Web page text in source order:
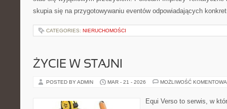
skupia się na przygotowywaniu eventów odpowiadających
CATEGORIES: NIERUCHOMOŚCI
ŻYCIE W STAJNI
POSTED BY ADMIN MAR - 21 - 2026 MOŻLIWOŚĆ
Equi Verso to serwis, w